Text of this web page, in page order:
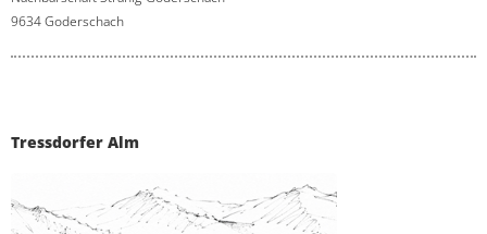
9634 Goderschach
Tressdorfer Alm